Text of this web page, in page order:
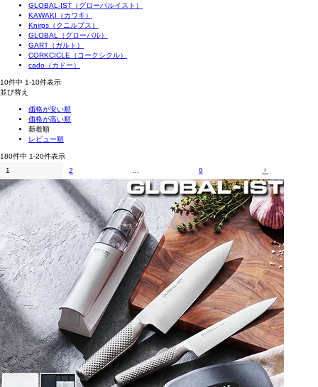
GLOBAL-IST（グローバルイスト）
KAWAKI（カワキ）
Knirps（クニルプス）
GLOBAL（グローバル）
GART（ガルト）
CORKCICLE（コークシクル）
cado（カドー）
10件中 1-10件表示
並び替え
価格が安い順
価格が高い順
新着順
レビュー順
180件中 1-20件表示
1
2 9